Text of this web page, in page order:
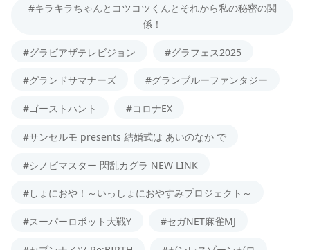
#キラキラちゃんとコツコツくんとそれから私の秘密の関
係！
#グラビアザテレビジョン #グラフェス2025
#グランドサマナーズ #グランブルーファンタジー
#ゴーストハント #コロナEX
#サンセルモ presents 結婚式は あいのなか で
#シノビマスター 閃乱カグラ NEW LINK
#しょにおや！～いっしょにおやすみプロジェクト～
#スーパーロボット大戦Y #セガNET麻雀MJ